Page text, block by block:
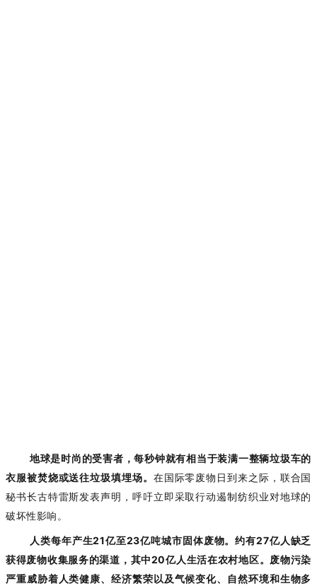
地球是时尚的受害者，每秒钟就有相当于装满一整辆垃圾车的
衣服被焚烧或送往垃圾填埋场。 在国际零废物日到来之际，联合国
秘书长古特雷斯发表声明，呼吁立即采取行动遏制纺织业对地球的
破坏性影响。
人类每年产生21亿至23亿吨城市固体废物。约有27亿人缺乏
获得废物收集服务的渠道，其中20亿人生活在农村地区。 废物污染
严重威胁着人类健康、经济繁荣以及气候变化、自然环境和生物多